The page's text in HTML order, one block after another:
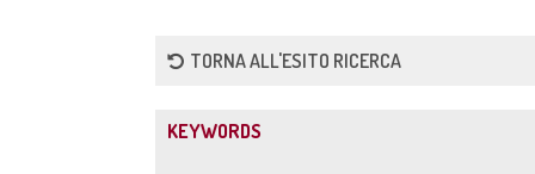
TORNA ALL'ESITO RICERCA
KEYWORDS